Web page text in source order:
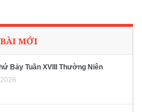
MỚI
Bảy Tuần XVIII Thường Niên